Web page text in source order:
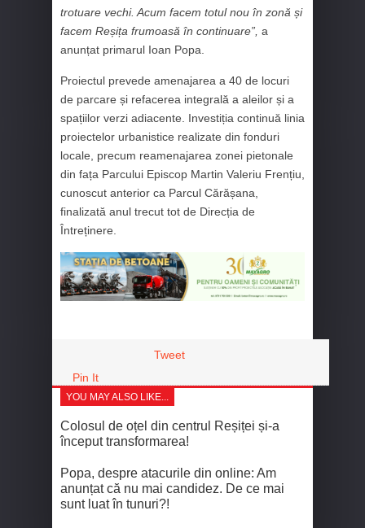
trotuare vechi. Acum facem totul nou în zonă și
facem Reșița frumoasă în continuare”, a
anunțat primarul Ioan Popa.
Proiectul prevede amenajarea a 40 de locuri
de parcare și refacerea integrală a aleilor și a
spațiilor verzi adiacente. Investiția continuă linia
proiectelor urbanistice realizate din fonduri
locale, precum reamenajarea zonei pietonale
din fața Parcului Episcop Martin Valeriu Frențiu,
cunoscut anterior ca Parcul Cărășana,
finalizată anul trecut tot de Direcția de
Întreținere.
Tweet
Pin It
YOU MAY ALSO LIKE...
Colosul de oțel din centrul Reșiței și-a
început transformarea!
Popa, despre atacurile din online: Am
anunțat că nu mai candidez. De ce mai
sunt luat în tunuri?!